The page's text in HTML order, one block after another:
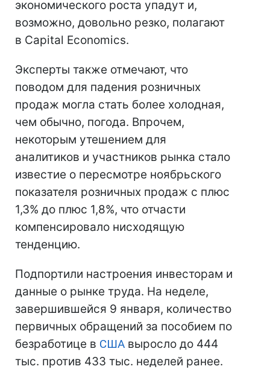
экономического роста упадут и,
возможно, довольно резко, полагают
в Capital Economics.
Эксперты также отмечают, что
поводом для падения розничных
продаж могла стать более холодная,
чем обычно, погода. Впрочем,
некоторым утешением для
аналитиков и участников рынка стало
известие о пересмотре ноябрьского
показателя розничных продаж с плюс
1,3% до плюс 1,8%, что отчасти
компенсировало нисходящую
тенденцию.
Подпортили настроения инвесторам и
данные о рынке труда. На неделе,
завершившейся 9 января, количество
первичных обращений за пособием по
безработице в США выросло до 444
тыс. против 433 тыс. неделей ранее.